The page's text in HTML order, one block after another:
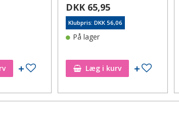
Tilføj til ønskeseddel
DKK 65,95
Klubpris: DKK 56,06
På lager
Læg i kurv Tilføj til